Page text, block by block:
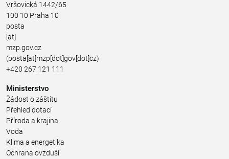
Vršovická 1442/65
100 10 Praha 10
posta
[at]
mzp.gov.cz
(posta[at]mzp[dot]gov[dot]cz)
+420 267 121 111
Ministerstvo
Žádost o záštitu
Přehled dotací
Příroda a krajina
Voda
Klima a energetika
Ochrana ovzduší